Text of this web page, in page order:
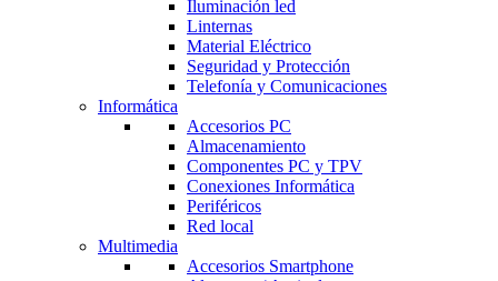
Iluminación led
Linternas
Material Eléctrico
Seguridad y Protección
Telefonía y Comunicaciones
Informática
Accesorios PC
Almacenamiento
Componentes PC y TPV
Conexiones Informática
Periféricos
Red local
Multimedia
Accesorios Smartphone